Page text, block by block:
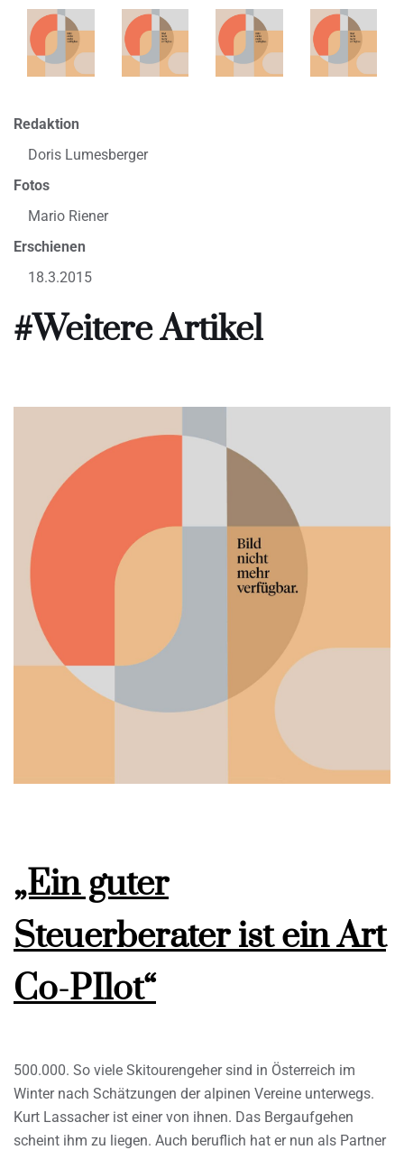
Redaktion
Doris Lumesberger
Fotos
Mario Riener
Erschienen
18.3.2015
#Weitere Artikel
„Ein guter
Steuerberater ist ein Art
Co-PIlot“
500.000. So viele Skitourengeher sind in Österreich im
Winter nach Schätzungen der alpinen Vereine unterwegs.
Kurt Lassacher ist einer von ihnen. Das Bergaufgehen
scheint ihm zu liegen. Auch beruflich hat er nun als Partner